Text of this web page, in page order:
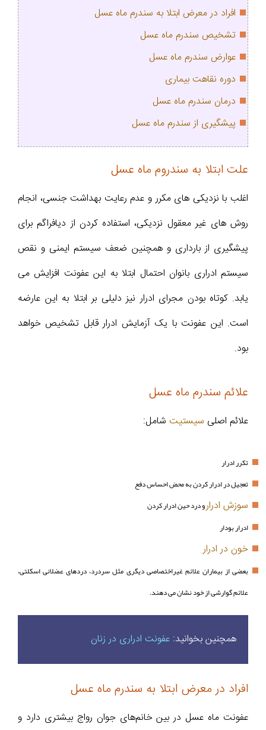
افراد در معرض ابتلا به سندرم ماه عسل
تشخیص سندرم ماه عسل
عوارض سندرم ماه عسل
دوره نقاهت بیماری
درمان سندرم ماه عسل
پیشگیری از سندرم ماه عسل
علت ابتلا به سندروم ماه عسل
اغلب با نزدیکی های مکرر و عدم رعایت بهداشت جنسی، انجام
روش های غیر معقول نزدیکی، استفاده کردن از دیافراگم برای
پیشگیری از بارداری و همچنین ضعف سیستم ایمنی و نقص
سیستم ادراری بانوان احتمال ابتلا به این عفونت افزایش می
یابد. کوتاه بودن مجرای ادرار نیز دلیلی بر ابتلا به این عارضه
است. این عفونت با یک آزمایش ادرار قابل تشخیص خواهد
بود.
علائم سندرم ماه عسل
علائم اصلی سیستیت شامل:
تکرر ادرار
تعجیل در ادرار کردن به محض احساس دفع
سوزش ادرارو درد حین ادرار کردن
ادرار بودار
خون در ادرار
بعضی از بیماران علائم غیراختصاصی دیگری مثل سردرد، دردهای عضلانی اسکلتی،
علائم گوارشی از خود نشان می دهند.
همچنین بخوانید: عفونت ادراری در زنان
افراد در معرض ابتلا به سندرم ماه عسل
عفونت ماه عسل در بین خانم‌های جوان رواج بیشتری دارد و